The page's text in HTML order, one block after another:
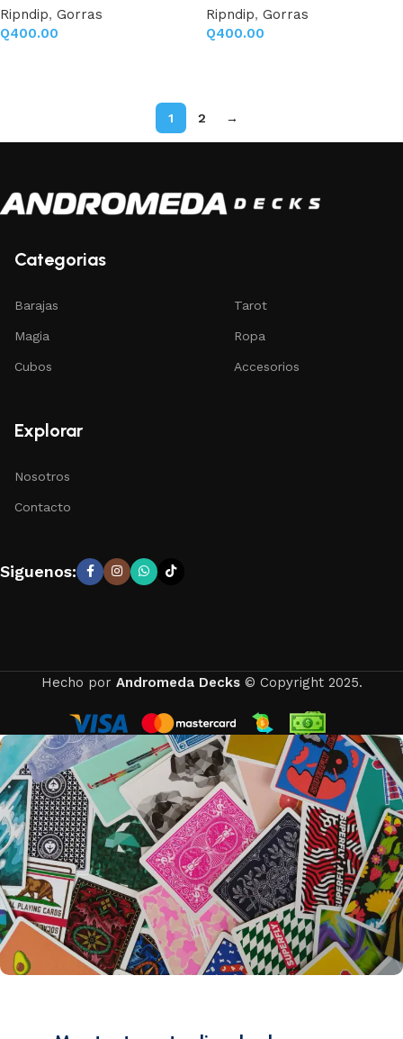
Ripndip, Gorras
Q400.00
Ripndip, Gorras
Q400.00
1 2 →
Categorias
Barajas
Magia
Cubos
Tarot
Ropa
Accesorios
Explorar
Nosotros
Contacto
Siguenos:
Hecho por Andromeda Decks© Copyright 2025.